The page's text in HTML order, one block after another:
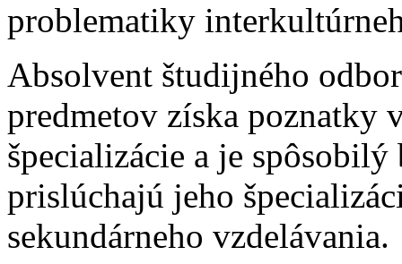
problematiky
Absolvent študijného
predmetov získa poznatky
špecializácie a je
prislúchajú jeho
sekundárneho vzdelávania.